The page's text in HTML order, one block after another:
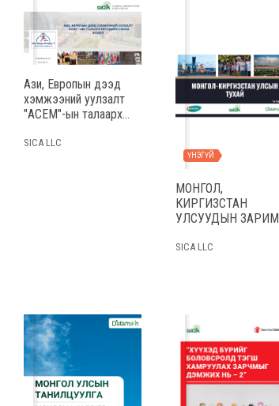
Ази, Европын дээд
хэмжээний уулзалт
"АСЕМ"-ын талаарх
- дата
SICA LLC
ҮНЭГҮЙ
МОНГОЛ,
КИРГИЗСТАН
УЛСУУДЫН ЗАРИМ
ХАРЬЦУУЛАЛТ
SICA LLC